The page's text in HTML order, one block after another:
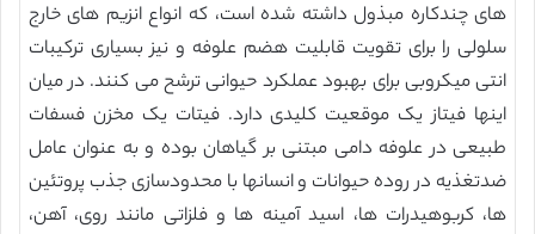
های چندکاره مبذول داشته شده است، که انواع انزیم های خارج
سلولی را برای تقویت قابلیت هضم علوفه و نیز بسیاری ترکیبات
انتی میکروبی برای بهبود عملکرد حیوانی ترشح می کنند. در میان
اینها فیتاز یک موقعیت کلیدی دارد. فیتات یک مخزن فسفات
طبیعی در علوفه دامی مبتنی بر گیاهان بوده و به عنوان عامل
ضدتغذیه در روده حیوانات و انسانها با محدودسازی جذب پروتئین
ها، کربوهیدرات ها، اسید آمینه ها و فلزاتی مانند روی، آهن،